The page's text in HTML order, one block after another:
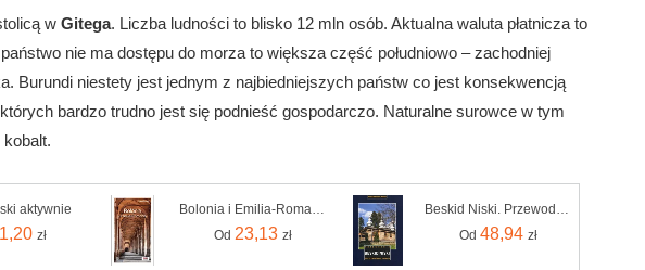
w Gitega. Liczba ludności to blisko 12 mln osób. Aktualna waluta płatnicza to
nie ma dostępu do morza to większa część południowo – zachodniej
Burundi niestety jest jednym z najbiedniejszych państw co jest konsekwencją
bardzo trudno jest się podnieść gospodarczo. Naturalne surowce w tym
aktywnie
zł
Bolonia i Emilia-Romania. Travelbook. Wydanie 4
Od 23,13 zł
Beskid Niski. Przewodnik dla prawdziwego turysty wyd. 8
Od 48,94 zł